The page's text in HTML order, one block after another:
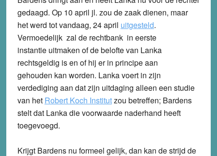
gedaagd. Op 10 april jl. zou de zaak dienen, maar
het werd tot vandaag, 24 april uitgesteld.
Vermoedelijk zal de rechtbank in eerste
instantie uitmaken of de belofte van Lanka
rechtsgeldig is en of hij er in principe aan
gehouden kan worden. Lanka voert in zijn
verdediging aan dat zijn uitdaging alleen een studie
van het Robert Koch Institutzou betreffen; Bardens
stelt dat Lanka die voorwaarde naderhand heeft
toegevoegd.
Krijgt Bardens nu formeel gelijk, dan kan de strijd de